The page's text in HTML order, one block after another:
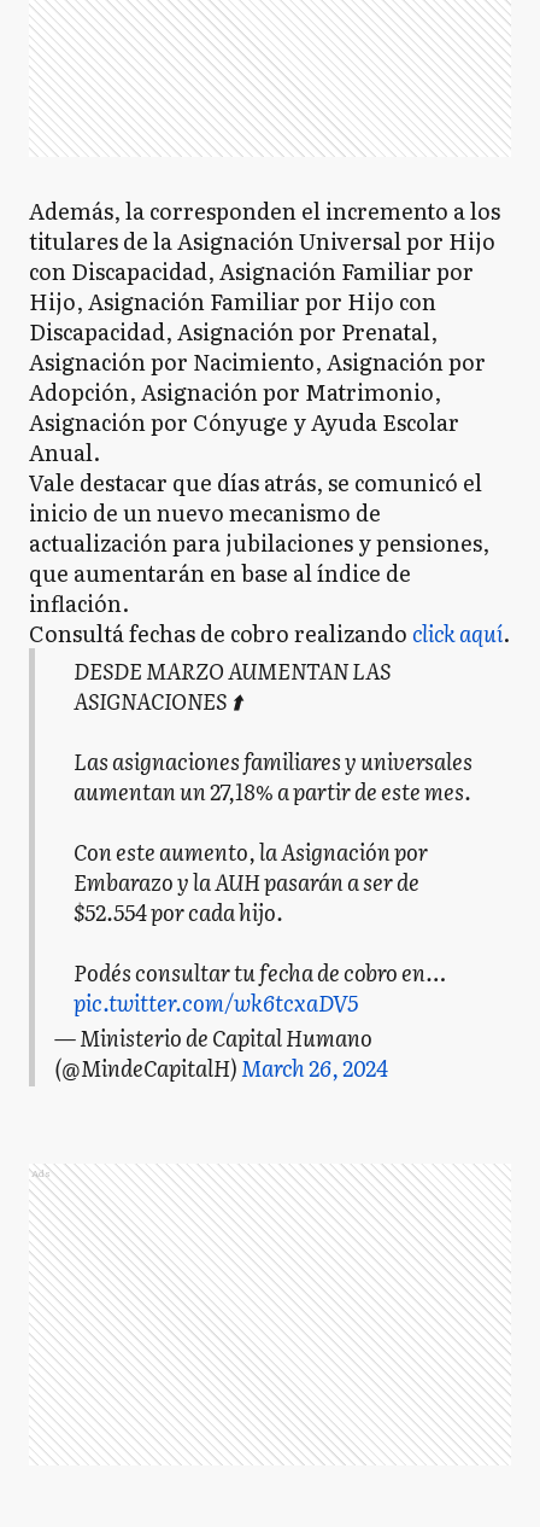
Además, la corresponden el incremento a los
titulares de la Asignación Universal por Hijo
con Discapacidad, Asignación Familiar por
Hijo, Asignación Familiar por Hijo con
Discapacidad, Asignación por Prenatal,
Asignación por Nacimiento, Asignación por
Adopción, Asignación por Matrimonio,
Asignación por Cónyuge y Ayuda Escolar
Anual.
Vale destacar que días atrás, se comunicó el
inicio de un nuevo mecanismo de
actualización para jubilaciones y pensiones,
que aumentarán en base al índice de
inflación.
Consultá fechas de cobro realizandoclick aquí.
DESDE MARZO AUMENTAN LAS
ASIGNACIONES ⬆️
Las asignaciones familiares y universales
aumentan un 27,18% a partir de este mes.
Con este aumento, la Asignación por
Embarazo y la AUH pasarán a ser de
$52.554 por cada hijo.
Podés consultar tu fecha de cobro en…
pic.twitter.com/wk6tcxaDV5
— Ministerio de Capital Humano
(@MindeCapitalH)March 26, 2024
Ads